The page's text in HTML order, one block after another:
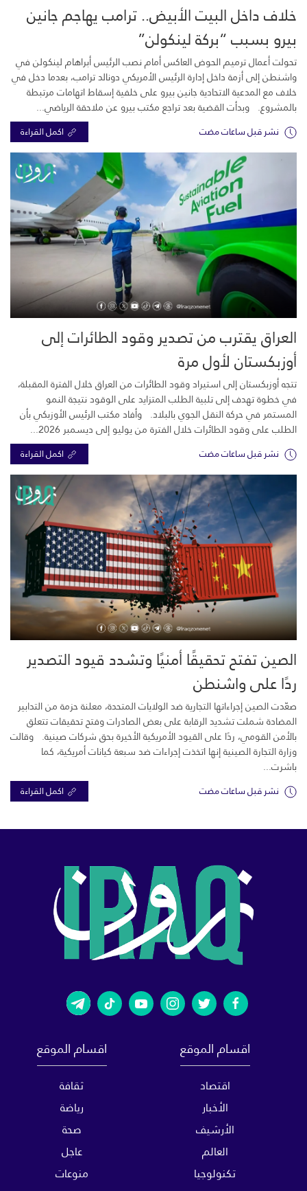
خلاف داخل البيت الأبيض.. ترامب يهاجم جانين
بيرو بسبب “بركة لينكولن”
تحولت أعمال ترميم الحوض العاكس أمام نصب الرئيس أبراهام لينكولن في
واشنطن إلى أزمة داخل إدارة الرئيس الأمريكي دونالد ترامب، بعدما دخل في
خلاف مع المدعية الاتحادية جانين بيرو على خلفية إسقاط اتهامات مرتبطة
بالمشروع. وبدأت القضية بعد تراجع مكتب بيرو عن ملاحقة الرياضي...
نشر قبل ساعات مضت اكمل القراءة
العراق يقترب من تصدير وقود الطائرات إلى
أوزبكستان لأول مرة
تتجه أوزبكستان إلى استيراد وقود الطائرات من العراق خلال الفترة المقبلة،
في خطوة تهدف إلى تلبية الطلب المتزايد على الوقود نتيجة النمو
المستمر في حركة النقل الجوي بالبلاد. وأفاد مكتب الرئيس الأوزبكي بأن
الطلب على وقود الطائرات خلال الفترة من يوليو إلى ديسمبر 2026...
نشر قبل ساعات مضت اكمل القراءة
الصين تفتح تحقيقًا أمنيًا وتشدد قيود التصدير
ردًا على واشنطن
صعّدت الصين إجراءاتها التجارية ضد الولايات المتحدة، معلنة حزمة من التدابير
المضادة شملت تشديد الرقابة على بعض الصادرات وفتح تحقيقات تتعلق
بالأمن القومي، ردًا على القيود الأمريكية الأخيرة بحق شركات صينية. وقالت
وزارة التجارة الصينية إنها اتخذت إجراءات ضد سبعة كيانات أمريكية، كما
باشرت...
نشر قبل ساعات مضت اكمل القراءة
اقسام الموقع
اقتصاد
الأخبار
الأرشيف
العالم
تكنولوجيا
اقسام الموقع
ثقافة
رياضة
صحة
عاجل
منوعات